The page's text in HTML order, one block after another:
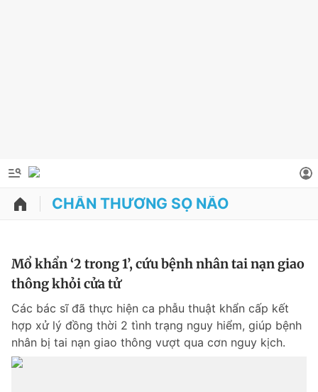
QUẢNG CÁO ĐẶT BÁO
Chuyên mục khác
Chào ngày mới
Thông tin tài khoản
Đổi mật khẩu
Tin đã lưu
Tin đã xem
CHẤN THƯƠNG SỌ NÃO
Mổ khẩn ‘2 trong 1’, cứu bệnh nhân tai nạn giao
thông khỏi cửa tử
Các bác sĩ đã thực hiện ca phẫu thuật khẩn cấp kết
hợp xử lý đồng thời 2 tình trạng nguy hiểm, giúp bệnh
nhân bị tai nạn giao thông vượt qua cơn nguy kịch.